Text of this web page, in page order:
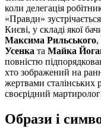
коли делегація
«Правди»
Києві, у складі якої
Максима Рильського,
Усенка та Майка
повністю
хто зображений на
жертвами сталінських
своєрідний мартиролог
Образи і